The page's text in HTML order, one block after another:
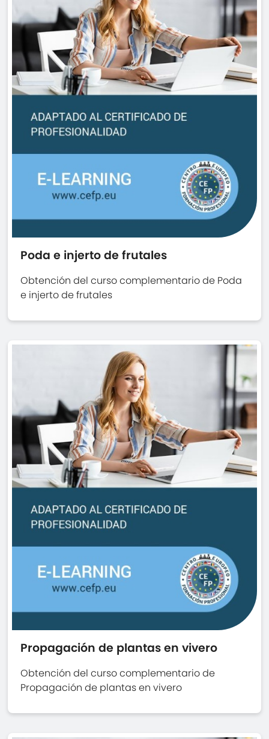
Poda e injerto de frutales
Obtención del curso complementario de Poda
e injerto de frutales
Propagación de plantas en vivero
Obtención del curso complementario de
Propagación de plantas en vivero